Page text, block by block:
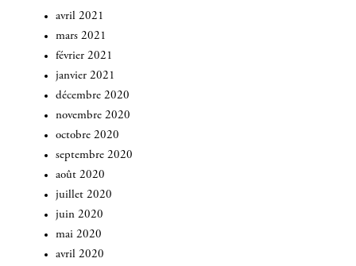
avril 2021
mars 2021
février 2021
janvier 2021
décembre 2020
novembre 2020
octobre 2020
septembre 2020
août 2020
juillet 2020
juin 2020
mai 2020
avril 2020